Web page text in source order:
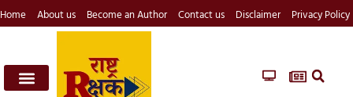
Home About us Become an Author Contact us Disclaimer Privacy Policy